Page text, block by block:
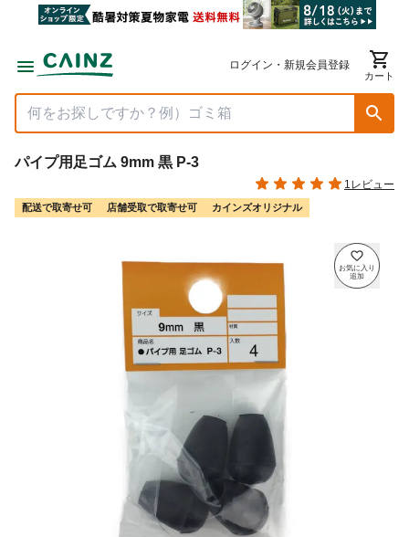
ログイン・新規会員登録
カート
パイプ用足ゴム 9mm 黒 P-3
1レビュー
配送で取寄せ可 店舗受取で取寄せ可 カインズオリジナル